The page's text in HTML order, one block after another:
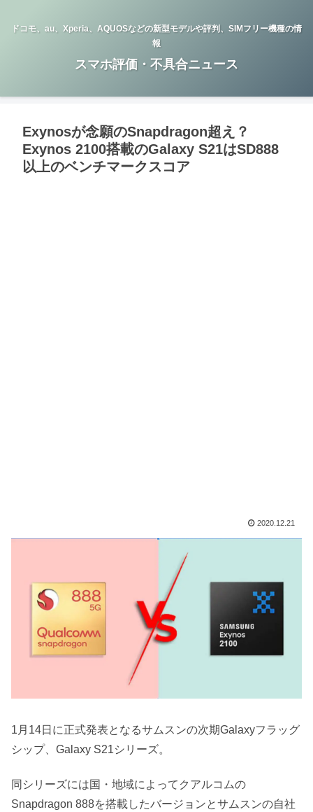
ドコモ、au、Xperia、AQUOSなどの新型モデルや評判、SIMフリー機種の情
報
スマホ評価・不具合ニュース
Exynosが念願のSnapdragon超え？
Exynos 2100搭載のGalaxy S21はSD888
以上のベンチマークスコア
2020.12.21
1月14日に正式発表となるサムスンの次期Galaxyフラッグ
シップ、Galaxy S21シリーズ。
同シリーズには国・地域によってクアルコムの
Snapdragon 888を搭載したバージョンとサムスンの自社